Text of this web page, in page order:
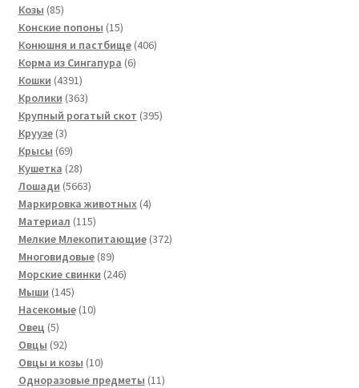
Козы 8585
товаров
Конские попоны 1515
товаров
Конюшня и пастбище 406406
Корма из Сингапура 66
Кошки 43914391
товар
Кролики 363363
товара
Крупный рогатый скот 395395
Круузе 33
товара
Крысы 6969
товаров
Кушетка 2828
товаров
Лошади 56635663
товара
Маркировка животных 44
Материал 115115
товаров
Мелкие Млекопитающие 372372
Многовидовые 8989
товаров
Морские свинки 246246
Мыши 145145
товаров
Насекомые 1010
Овец 55
товаров
Овцы 9292
товара
Овцы и козы 1010
товаров
Одноразовые предметы 1111